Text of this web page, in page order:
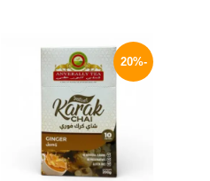
-20%
السعر:
من
خلال
هناك
العديد
من
المختلفة